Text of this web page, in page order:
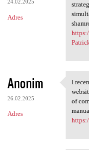
24.02.2025
Adres
Anonim
26.02.2025
Adres
I
I
of